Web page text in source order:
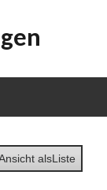
alsListe